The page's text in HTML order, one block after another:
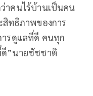
าคนไร้บ้านเป็นคน
สิทธิภาพของการ
ารดูแลที่ดี คนทุก
ดี”นายชัชชาติ